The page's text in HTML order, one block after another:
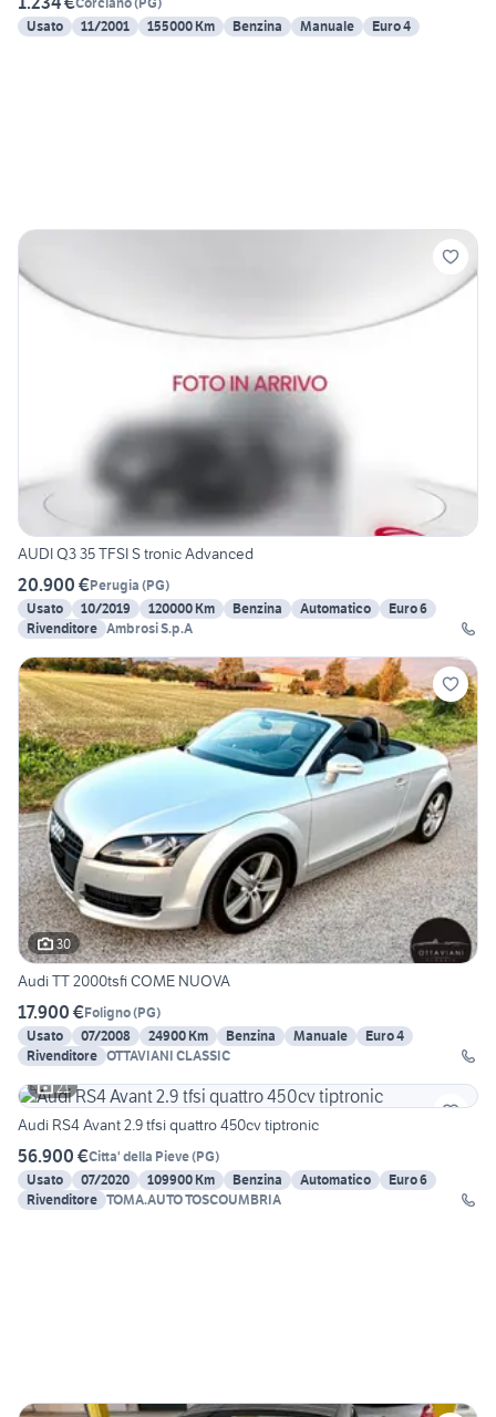
Usato
11/2001 155000 Km Benzina Manuale Euro 4
AUDI Q3 35 TFSI S tronic Advanced
20.900 €Perugia (PG)
Usato
10/2019 120000 Km Benzina Automatico
Euro 6
Rivenditore Ambrosi S.p.A
30
Audi TT 2000tsfi COME NUOVA
17.900 €Foligno(PG)
Usato
07/2008 24900 Km Benzina Manuale
Euro 4
Rivenditore OTTAVIANI CLASSIC
21
Audi RS4 Avant 2.9 tfsi quattro 450cv tiptronic
56.900 €Citta' della Pieve(PG)
Usato
07/2020 109900 Km Benzina Automatico
Euro 6
Rivenditore TOMA.AUTO TOSCOUMBRIA